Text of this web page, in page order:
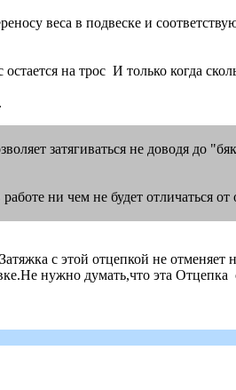
веса в подвеске и
на трос И только когда
затягиваться не доводя до
ни чем не будет отличаться
с этой отцепкой не отменяет
нужно думать,что эта Отцепка